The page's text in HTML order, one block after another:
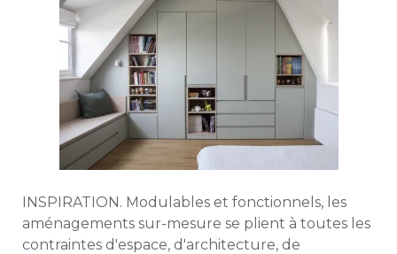
INSPIRATION. Modulables et fonctionnels, les
aménagements sur-mesure se plient à toutes les
contraintes d'espace, d'architecture, de